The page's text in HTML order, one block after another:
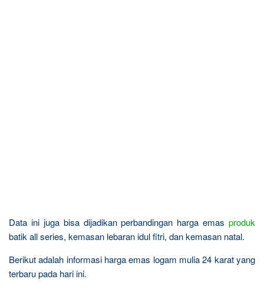
Data ini juga bisa dijadikan perbandingan harga emas produk
batik all series, kemasan lebaran idul fitri, dan kemasan natal.
Berikut adalah informasi harga emas logam mulia 24 karat yang
terbaru pada hari ini.